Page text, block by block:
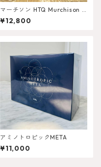
マーチソン HTQ Murchison 1
KG
¥12,800
アミノトロピックMETA
¥11,000